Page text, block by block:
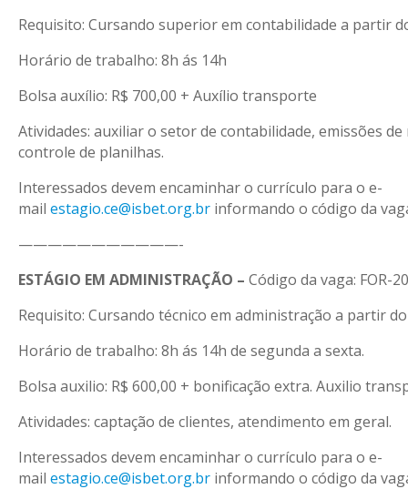
Requisito: Cursando superior em contabilidade a partir
Horário de trabalho: 8h ás 14h
Bolsa auxílio: R$ 700,00 + Auxílio transporte
Atividades: auxiliar o setor de contabilidade, emissões de
controle de planilhas.
Interessados devem encaminhar o currículo para o e-
mail estagio.ce@isbet.org.br informando o código da
———————————-
ESTÁGIO EM ADMINISTRAÇÃO – Código da vaga: FOR-
Requisito: Cursando técnico em administração a partir do
Horário de trabalho: 8h ás 14h de segunda a sexta.
Bolsa auxilio: R$ 600,00 + bonificação extra. Auxilio
Atividades: captação de clientes, atendimento em geral.
Interessados devem encaminhar o currículo para o e-
mail estagio.ce@isbet.org.br informando o código da